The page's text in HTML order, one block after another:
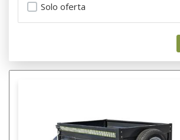
Solo oferta